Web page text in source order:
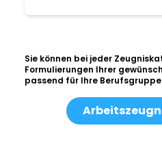
Sie können bei jeder
Formulierungen Ihrer
passend für Ihre Berufsgruppe